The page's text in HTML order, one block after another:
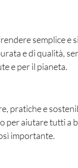
semplice e
e di qualità,
e per il pianeta.
pratiche e
aiutare tutti a
importante.